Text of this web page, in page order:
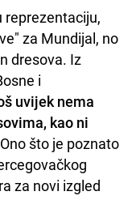
reprezentaciju,
za Mundijal, no
dresova. Iz
i
uvijek nema
kao ni
Ono što je poznato
za novi izgled